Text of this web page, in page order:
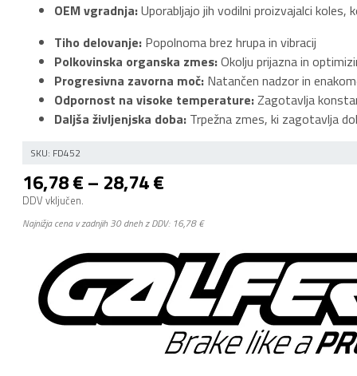
OEM vgradnja:Uporabljajo jih vodilni proizvajalci koles,
Tiho delovanje: Popolnoma brez hrupa in vibracij
Polkovinska organska zmes:Okolju prijazna in
Progresivna zavorna moč: Natančen nadzor in
Odpornost na visoke temperature:Zagotavlja
Daljša življenjska doba: Trpežna zmes, ki zagotavlja
SKU: FD452
16,78€– 28,74€
od
do
28,74 €
DDV vključen.
Najnižja cena v zadnjih 30 dneh z DDV: 16,78€